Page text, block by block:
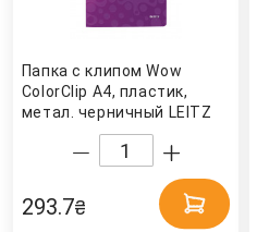
Папка с клипом Wow
ColorClip А4, пластик,
метал. черничный LEITZ
293.7₴